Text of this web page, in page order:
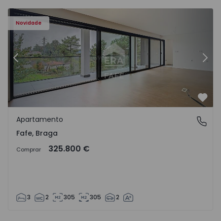
Novidade
Anterior
Fafe, Braga
Apartamento
Fafe, Braga
Comprar 325.800 €
3 2 305 305 2